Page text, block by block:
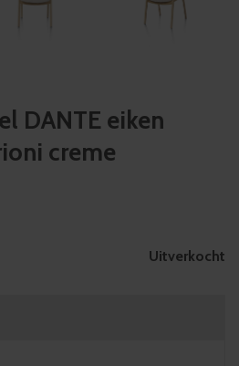
DANTE eiken
creme
Uitverkocht